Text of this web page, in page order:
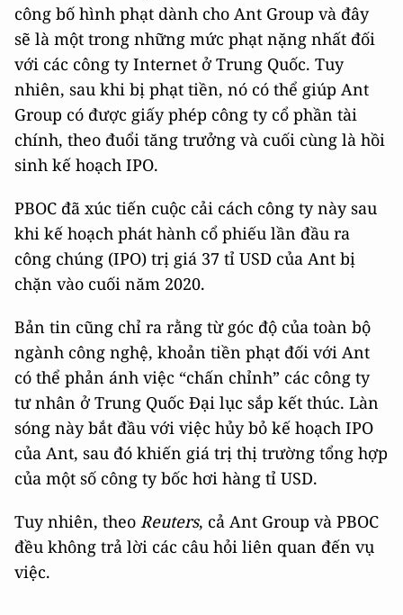
công bố hình phạt dành cho Ant Group và đây
sẽ là một trong những mức phạt nặng nhất đối
với các công ty Internet ở Trung Quốc. Tuy
nhiên, sau khi bị phạt tiền, nó có thể giúp Ant
Group có được giấy phép công ty cổ phần tài
chính, theo đuổi tăng trưởng và cuối cùng là hồi
sinh kế hoạch IPO.
PBOC đã xúc tiến cuộc cải cách công ty này sau
khi kế hoạch phát hành cổ phiếu lần đầu ra
công chúng (IPO) trị giá 37 tỉ USD của Ant bị
chặn vào cuối năm 2020.
Bản tin cũng chỉ ra rằng từ góc độ của toàn bộ
ngành công nghệ, khoản tiền phạt đối với Ant
có thể phản ánh việc “chấn chỉnh” các công ty
tư nhân ở Trung Quốc Đại lục sắp kết thúc. Làn
sóng này bắt đầu với việc hủy bỏ kế hoạch IPO
của Ant, sau đó khiến giá trị thị trường tổng hợp
của một số công ty bốc hơi hàng tỉ USD.
Tuy nhiên, theo Reuters, cả Ant Group và PBOC
đều không trả lời các câu hỏi liên quan đến vụ
việc.